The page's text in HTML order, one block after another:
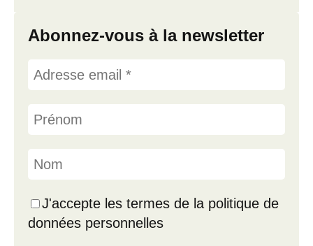
Abonnez-vous à la newsletter
J'accepte les termes de la politique de
données personnelles